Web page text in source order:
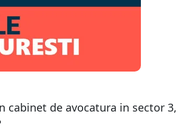
cabinet de avocatura in sector 3,